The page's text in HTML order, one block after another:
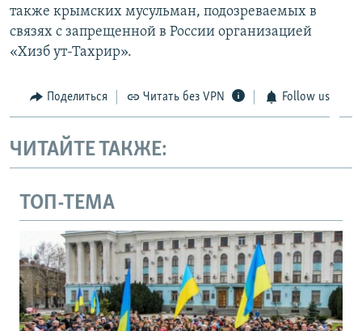
также крымских мусульман, подозреваемых в
связях с запрещенной в России организацией
«Хизб ут-Тахрир».
Поделиться Читать без VPN Follow us
ЧИТАЙТЕ ТАКЖЕ:
ТОП-ТЕМА